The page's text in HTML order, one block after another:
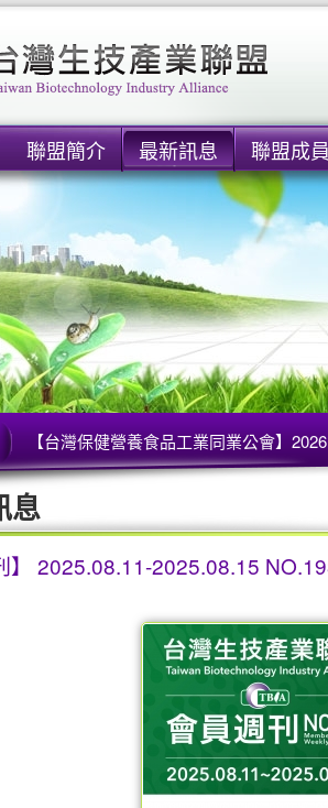
聯盟簡介 最新訊息 聯盟成
【台灣保健營養食品工業同業公會】
息
】 2025.08.11-2025.08.15